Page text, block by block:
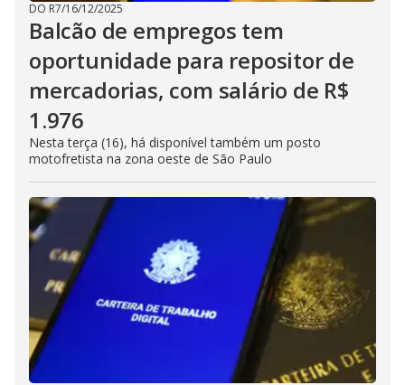
DO R7/16/12/2025
Balcão de empregos tem
oportunidade para repositor de
mercadorias, com salário de R$
1.976
Nesta terça (16), há disponível também um posto
motofretista na zona oeste de São Paulo